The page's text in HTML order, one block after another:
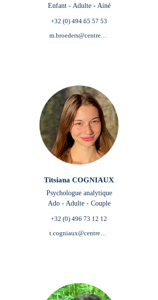
Enfant - Adulte - Ainé
+32 (0) 494 65 57 53
m.broeders@centredepsychologieetdemieuxetre.be
Titsiana COGNIAUX
Psychologue analytique
Ado - Adulte - Couple
+32 (0) 496 73 12 12
t.cogniaux@centredepsychologieetdemieuxetre.be